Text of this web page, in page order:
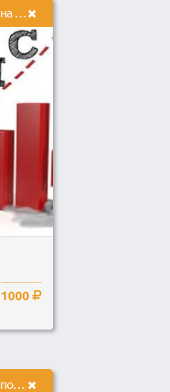
500-600 посетителей в сутки на 30 дней
1000
Приведем 6000 уникальных посетителей в течение месяца.